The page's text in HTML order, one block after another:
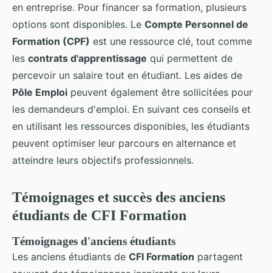
en entreprise. Pour financer sa formation, plusieurs
options sont disponibles. Le Compte Personnel de
Formation (CPF) est une ressource clé, tout comme
les contrats d'apprentissage qui permettent de
percevoir un salaire tout en étudiant. Les aides de
Pôle Emploi peuvent également être sollicitées pour
les demandeurs d'emploi. En suivant ces conseils et
en utilisant les ressources disponibles, les étudiants
peuvent optimiser leur parcours en alternance et
atteindre leurs objectifs professionnels.
Témoignages et succès des anciens
étudiants de CFI Formation
Témoignages d'anciens étudiants
Les anciens étudiants de CFI Formation partagent